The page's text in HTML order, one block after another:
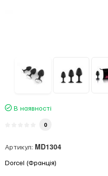
В наявності
0
Артикул: MD1304
Dorcel (Франція)